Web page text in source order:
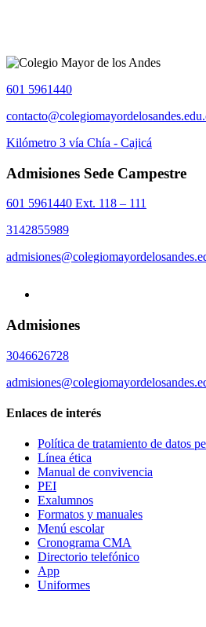
601 5961440
Kilómetro 3 vía Chía - Cajicá
Admisiones Sede Campestre
601 5961440 Ext. 118 – 111
3142855989
Admisiones
3046626728
Enlaces de interés
Política de tratamiento de datos
Línea ética
Manual de convivencia
PEI
Exalumnos
Formatos y manuales
Menú escolar
Cronograma CMA
Directorio telefónico
App
Uniformes